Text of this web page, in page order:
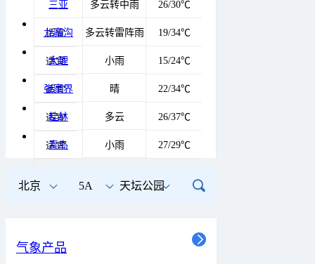
三亚 多云转中雨 26/30℃
适宜
九寨沟 多云转雷阵雨 19/34℃
适宜
大理 小雨 15/24℃
适宜
张家界 晴 22/34℃
适宜
桂林 多云 26/37℃
适宜
青岛 小雨 27/29℃
北京 5A 天坛公园
气象产品